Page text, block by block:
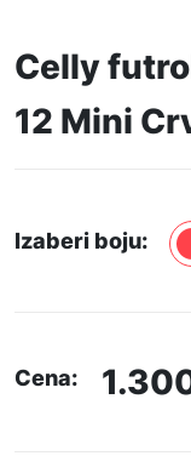
Celly
12 Mini
Izaberi boju:
Cena: